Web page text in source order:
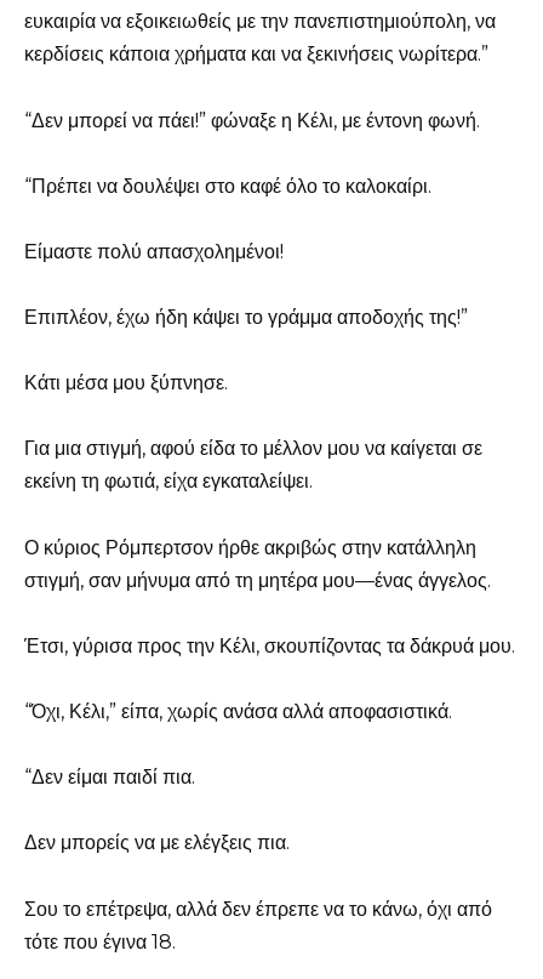
ευκαιρία να εξοικειωθείς με την πανεπιστημιούπολη, να
κερδίσεις κάποια χρήματα και να ξεκινήσεις νωρίτερα.”
“Δεν μπορεί να πάει!” φώναξε η Κέλι, με έντονη φωνή.
“Πρέπει να δουλέψει στο καφέ όλο το καλοκαίρι.
Είμαστε πολύ απασχολημένοι!
Επιπλέον, έχω ήδη κάψει το γράμμα αποδοχής της!”
Κάτι μέσα μου ξύπνησε.
Για μια στιγμή, αφού είδα το μέλλον μου να καίγεται σε
εκείνη τη φωτιά, είχα εγκαταλείψει.
Ο κύριος Ρόμπερτσον ήρθε ακριβώς στην κατάλληλη
στιγμή, σαν μήνυμα από τη μητέρα μου—ένας άγγελος.
Έτσι, γύρισα προς την Κέλι, σκουπίζοντας τα δάκρυά μου.
“Όχι, Κέλι,” είπα, χωρίς ανάσα αλλά αποφασιστικά.
“Δεν είμαι παιδί πια.
Δεν μπορείς να με ελέγξεις πια.
Σου το επέτρεψα, αλλά δεν έπρεπε να το κάνω, όχι από
τότε που έγινα 18.